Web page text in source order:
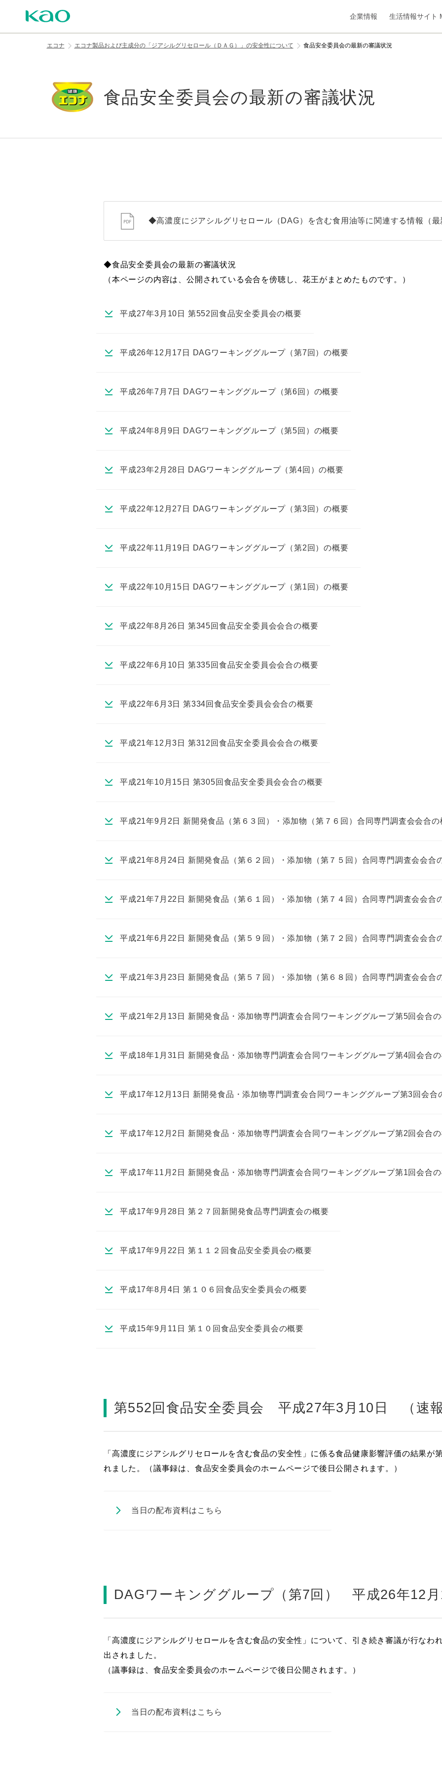
企業情報 生活情報サイト
エコナ エコナ製品および主成分の「ジアシルグリセロール（ＤＡＧ）」の安全性について 食品安全委員会の最新の審議状況
食品安全委員会の最新の審議状況
◆高濃度にジアシルグリセロール（DAG）を含む食用油等に関連する情報（最
◆食品安全委員会の最新の審議状況
（本ページの内容は、公開されている会合を傍聴し、花王がまとめたものです。）
平成27年3月10日 第552回食品安全委員会の概要
平成26年12月17日 DAGワーキンググループ（第7回）の概要
平成26年7月7日 DAGワーキンググループ（第6回）の概要
平成24年8月9日 DAGワーキンググループ（第5回）の概要
平成23年2月28日 DAGワーキンググループ（第4回）の概要
平成22年12月27日 DAGワーキンググループ（第3回）の概要
平成22年11月19日 DAGワーキンググループ（第2回）の概要
平成22年10月15日 DAGワーキンググループ（第1回）の概要
平成22年8月26日 第345回食品安全委員会会合の概要
平成22年6月10日 第335回食品安全委員会会合の概要
平成22年6月3日 第334回食品安全委員会会合の概要
平成21年12月3日 第312回食品安全委員会会合の概要
平成21年10月15日 第305回食品安全委員会会合の概要
平成21年9月2日 新開発食品（第６３回）・添加物（第７６回）合同専門調査会会合の
平成21年8月24日 新開発食品（第６２回）・添加物（第７５回）合同専門調査会会合
平成21年7月22日 新開発食品（第６１回）・添加物（第７４回）合同専門調査会会合
平成21年6月22日 新開発食品（第５９回）・添加物（第７２回）合同専門調査会会合
平成21年3月23日 新開発食品（第５７回）・添加物（第６８回）合同専門調査会会合
平成21年2月13日 新開発食品・添加物専門調査会合同ワーキンググループ第5回会合
平成18年1月31日 新開発食品・添加物専門調査会合同ワーキンググループ第4回会合
平成17年12月13日 新開発食品・添加物専門調査会合同ワーキンググループ第3回会合
平成17年12月2日 新開発食品・添加物専門調査会合同ワーキンググループ第2回会合
平成17年11月2日 新開発食品・添加物専門調査会合同ワーキンググループ第1回会合
平成17年9月28日 第２７回新開発食品専門調査会の概要
平成17年9月22日 第１１２回食品安全委員会の概要
平成17年8月4日 第１０６回食品安全委員会の概要
平成15年9月11日 第１０回食品安全委員会の概要
第552回食品安全委員会 平成27年3月10日 （速報
「高濃度にジアシルグリセロールを含む食品の安全性」に係る食品健康影響評価の結果が
れました。（議事録は、食品安全委員会のホームページで後日公開されます。）
当日の配布資料はこちら
DAGワーキンググループ（第7回） 平成26年12
「高濃度にジアシルグリセロールを含む食品の安全性」について、引き続き審議が行なわ
出されました。
（議事録は、食品安全委員会のホームページで後日公開されます。）
当日の配布資料はこちら